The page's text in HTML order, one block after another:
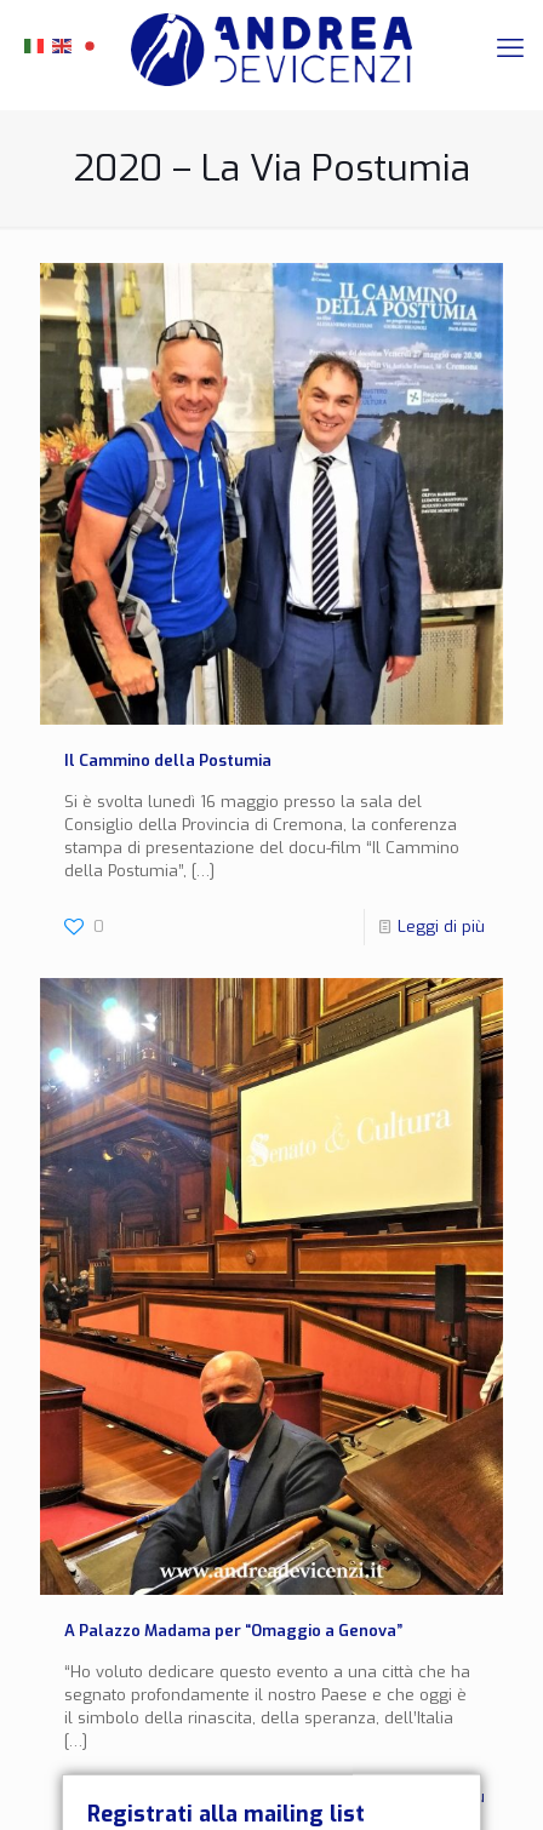
2020 – La Via Postumia
Il Cammino della Postumia
Si è svolta lunedì 16 maggio presso la sala del
Consiglio della Provincia di Cremona, la conferenza
stampa di presentazione del docu-film “Il Cammino
della Postumia”, […]
0 Leggi di più
A Palazzo Madama per “Omaggio a Genova”
“Ho voluto dedicare questo evento a una città che ha
segnato profondamente il nostro Paese e che oggi è
il simbolo della rinascita, della speranza, dell’Italia
[…]
Leggi di più
Registrati alla mailing list